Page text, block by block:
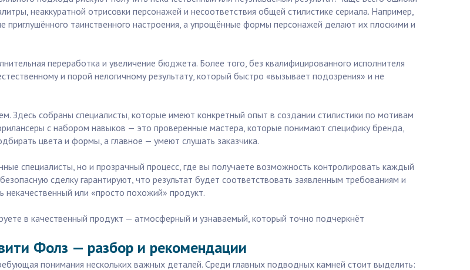
неаккуратной отрисовки персонажей и несоответствия общей стилистике сериала. Например,
приглушённого таинственного настроения, а упрощённые формы персонажей делают их плоскими и
переработка и увеличение бюджета. Более того, без квалифицированного исполнителя
и порой нелогичному результату, который быстро «вызывает подозрения» и не
Здесь собраны специалисты, которые имеют конкретный опыт в создании стилистики по мотивам
с набором навыков — это проверенные мастера, которые понимают специфику бренда,
цвета и формы, а главное — умеют слушать заказчика.
специалисты, но и прозрачный процесс, где вы получаете возможность контролировать каждый
сделку гарантируют, что результат будет соответствовать заявленным требованиям и
некачественный или «просто похожий» продукт.
в качественный продукт — атмосферный и узнаваемый, который точно подчеркнёт
Фолз — разбор и рекомендации
понимания нескольких важных деталей. Среди главных подводных камней стоит выделить: